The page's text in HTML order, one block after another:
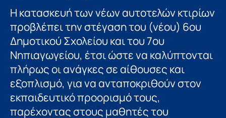
Η κατασκευή των νέων αυτοτελών κτιρίων
προβλέπει την στέγαση του (νέου) 6ου
Δημοτικού Σχολείου και του 7ου
Νηπιαγωγείου, έτσι ώστε να καλύπτονται
πλήρως οι ανάγκες σε αίθουσες και
εξοπλισμό, για να ανταποκριθούν στον
εκπαιδευτικό προορισμό τους,
παρέχοντας στους μαθητές του